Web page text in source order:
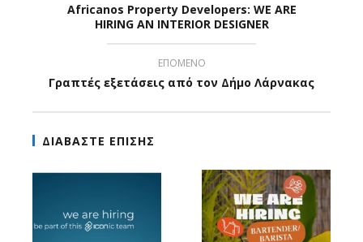
Africanos Property Developers: WE ARE
HIRING AN INTERIOR DESIGNER
ΕΠΟΜΕΝΟ
Γραπτές εξετάσεις από τον Δήμο Λάρνακας
ΔΙΑΒΑΣΤΕ ΕΠΙΣΗΣ